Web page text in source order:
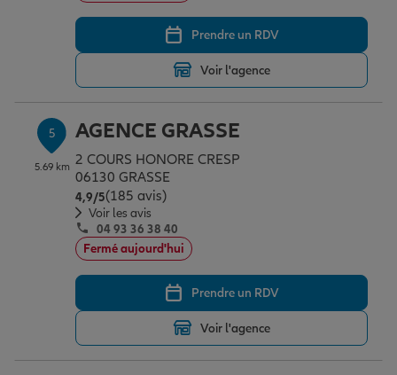
Prendre un RDV
Voir l'agence
5
5.69 km
AGENCE GRASSE
2 COURS HONORE CRESP
06130 GRASSE
4,9/5Note de 4.9 sur 5
(185 avis)
Voir les avis
04 93 36 38 40
Fermé aujourd'hui
Prendre un RDV
Voir l'agence